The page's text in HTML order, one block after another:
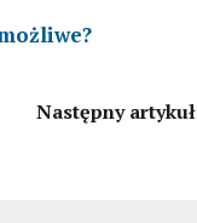
Następny artykuł